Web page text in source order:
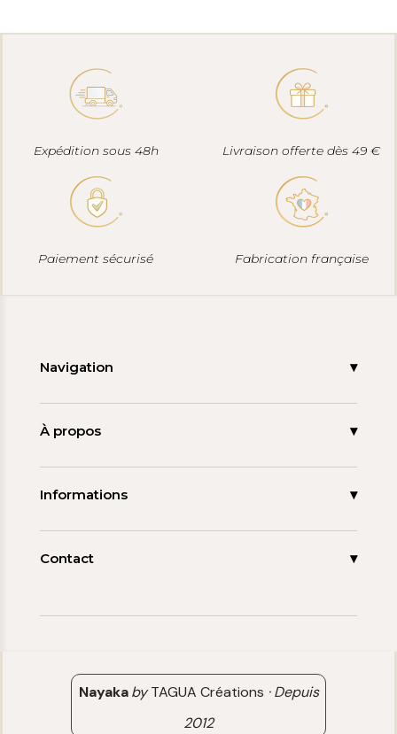
Expédition sous 48h Livraison offerte dès 49 €
Paiement sécurisé Fabrication française
Navigation
Accueil
À propos
La tagua
Informations
Mon compte
Contact
Nayaka byTAGUA Créations ·Depuis
2012